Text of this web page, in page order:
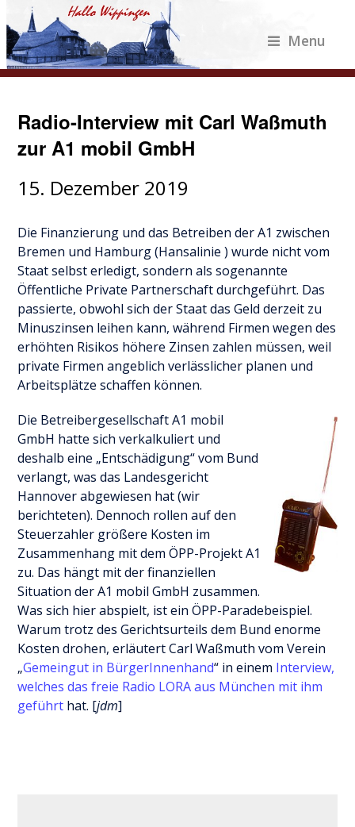
Menu
Radio-Interview mit Carl Waßmuth
zur A1 mobil GmbH
15. Dezember 2019
Die Finanzierung und das Betreiben der A1 zwischen
Bremen und Hamburg (Hansalinie ) wurde nicht vom
Staat selbst erledigt, sondern als sogenannte
Öffentliche Private Partnerschaft durchgeführt. Das
passierte, obwohl sich der Staat das Geld derzeit zu
Minuszinsen leihen kann, während Firmen wegen des
erhöhten Risikos höhere Zinsen zahlen müssen, weil
private Firmen angeblich verlässlicher planen und
Arbeitsplätze schaffen können.
Die Betreibergesellschaft A1 mobil
GmbH hatte sich verkalkuliert und
deshalb eine „Entschädigung“ vom Bund
verlangt, was das Landesgericht
Hannover abgewiesen hat (wir
berichteten). Dennoch rollen auf den
Steuerzahler größere Kosten im
Zusammenhang mit dem ÖPP-Projekt A1
zu. Das hängt mit der finanziellen
Situation der A1 mobil GmbH zusammen.
Was sich hier abspielt, ist ein ÖPP-Paradebeispiel.
Warum trotz des Gerichtsurteils dem Bund enorme
Kosten drohen, erläutert Carl Waßmuth vom Verein
„Gemeingut in BürgerInnenhand“ in einem Interview,
welches das freie Radio LORA aus München mit ihm
geführt hat. [jdm]